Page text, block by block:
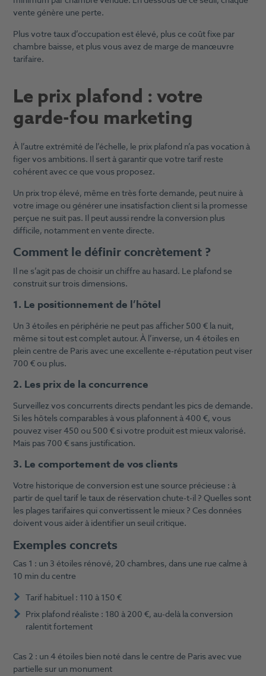
vente génère une perte.
Plus votre taux d’occupation est élevé, plus ce coût fixe par
chambre baisse, et plus vous avez de marge de manœuvre
tarifaire.
Le prix plafond : votre
garde-fou marketing
À l’autre extrémité de l’échelle, le prix plafond n’a pas vocation à
figer vos ambitions. Il sert à garantir que votre tarif reste
cohérent avec ce que vous proposez.
Un prix trop élevé, même en très forte demande, peut nuire à
votre image ou générer une insatisfaction client si la promesse
perçue ne suit pas. Il peut aussi rendre la conversion plus
difficile, notamment en vente directe.
Comment le définir concrètement ?
Il ne s’agit pas de choisir un chiffre au hasard. Le plafond se
construit sur trois dimensions.
1. Le positionnement de l’hôtel
Un 3 étoiles en périphérie ne peut pas afficher 500 € la nuit,
même si tout est complet autour. À l’inverse, un 4 étoiles en
plein centre de Paris avec une excellente e-réputation peut viser
700 € ou plus.
2. Les prix de la concurrence
Surveillez vos concurrents directs pendant les pics de demande.
Si les hôtels comparables à vous plafonnent à 400 €, vous
pouvez viser 450 ou 500 € si votre produit est mieux valorisé.
Mais pas 700 € sans justification.
3. Le comportement de vos clients
Votre historique de conversion est une source précieuse : à
partir de quel tarif le taux de réservation chute-t-il ? Quelles sont
les plages tarifaires qui convertissent le mieux ? Ces données
doivent vous aider à identifier un seuil critique.
Exemples concrets
Cas 1 : un 3 étoiles rénové, 20 chambres, dans une rue calme à
10 min du centre
Tarif habituel : 110 à 150 €
Prix plafond réaliste : 180 à 200 €, au-delà la conversion
ralentit fortement
Cas 2 : un 4 étoiles bien noté dans le centre de Paris avec vue
partielle sur un monument